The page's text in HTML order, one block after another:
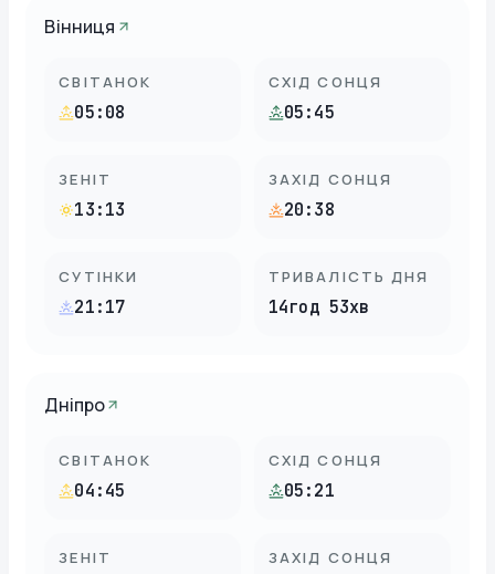
Вінниця
СВІТАНОК
05:08
СХІД СОНЦЯ
05:45
ЗЕНІТ
13:13
ЗАХІД СОНЦЯ
20:38
СУТІНКИ
21:17
ТРИВАЛІСТЬ ДНЯ
14год 53хв
Дніпро
СВІТАНОК
04:45
СХІД СОНЦЯ
05:21
ЗЕНІТ ЗАХІД СОНЦЯ